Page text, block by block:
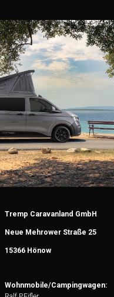
Tremp Caravanland GmbH
Neue Mehrower Straße 25
15366 Hönow
Wohnmobile/Campingwagen: